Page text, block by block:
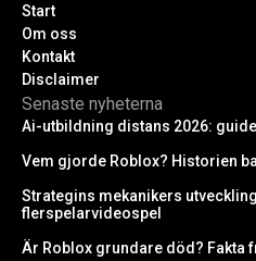
Start
Om oss
Kontakt
Disclaimer
Senaste nyheterna
Ai-utbildning distans 2026:
Vem gjorde Roblox? Historien
Strategins mekanikers
flerspelarvideospel
Är Roblox grundare död? Fakta